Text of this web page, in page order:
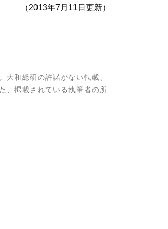
（2013年7月11日更新）
和総研の許諾がない転載、
、掲載されている執筆者の所